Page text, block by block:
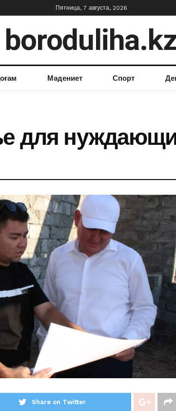
Пятница, 7 августа, 2026
Мәдениет Спорт
для
Share on Twitter